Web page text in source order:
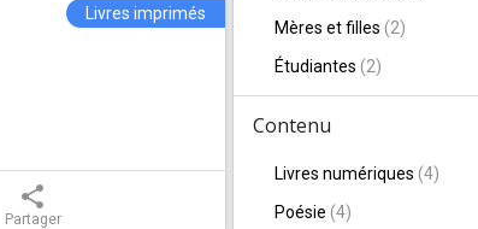
Mères et filles (2)
Étudiantes (2)
Contenu
Livres numériques (4)
Poésie (4)
Livres imprimés
share
Partager